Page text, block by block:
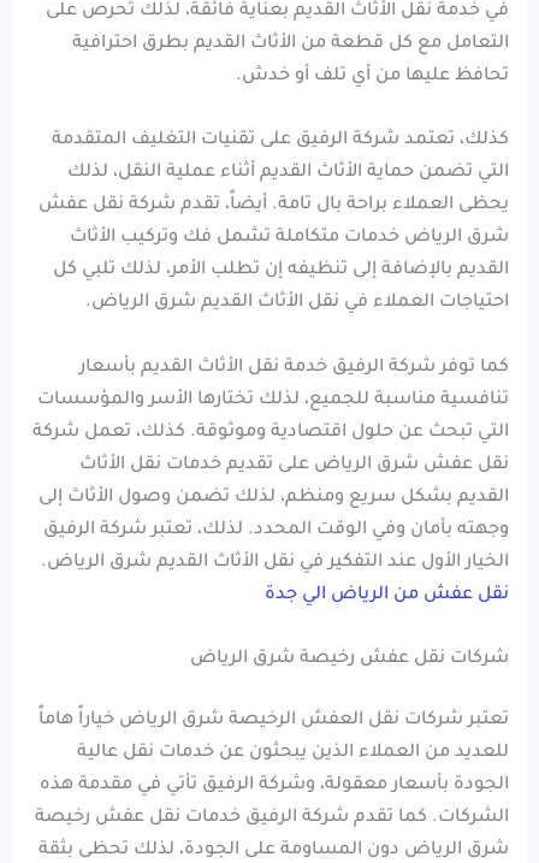
في خدمة نقل الأثاث القديم بعناية فائقة، لذلك تحرص على
التعامل مع كل قطعة من الأثاث القديم بطرق احترافية
تحافظ عليها من أي تلف أو خدش.
كذلك، تعتمد شركة الرفيق على تقنيات التغليف المتقدمة
التي تضمن حماية الأثاث القديم أثناء عملية النقل، لذلك
يحظى العملاء براحة بال تامة. أيضاً، تقدم شركة نقل عفش
شرق الرياض خدمات متكاملة تشمل فك وتركيب الأثاث
القديم بالإضافة إلى تنظيفه إن تطلب الأمر، لذلك تلبي كل
احتياجات العملاء في نقل الأثاث القديم شرق الرياض.
كما توفر شركة الرفيق خدمة نقل الأثاث القديم بأسعار
تنافسية مناسبة للجميع، لذلك تختارها الأسر والمؤسسات
التي تبحث عن حلول اقتصادية وموثوقة. كذلك، تعمل شركة
نقل عفش شرق الرياض على تقديم خدمات نقل الأثاث
القديم بشكل سريع ومنظم، لذلك تضمن وصول الأثاث إلى
وجهته بأمان وفي الوقت المحدد. لذلك، تعتبر شركة الرفيق
الخيار الأول عند التفكير في نقل الأثاث القديم شرق الرياض.
نقل عفش من الرياض الي جدة
شركات نقل عفش رخيصة شرق الرياض
تعتبر شركات نقل العفش الرخيصة شرق الرياض خياراً هاماً
للعديد من العملاء الذين يبحثون عن خدمات نقل عالية
الجودة بأسعار معقولة، وشركة الرفيق تأتي في مقدمة هذه
الشركات. كما تقدم شركة الرفيق خدمات نقل عفش رخيصة
شرق الرياض دون المساومة على الجودة، لذلك تحظى بثقة